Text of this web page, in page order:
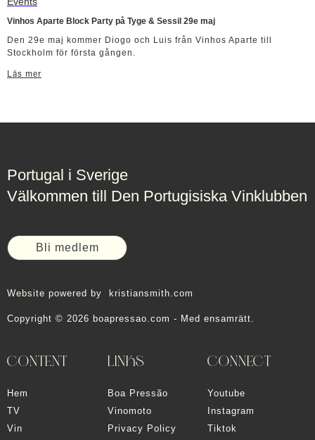
Vinhos Aparte Block Party på Tyge & Sessil 29e maj
Den 29e maj kommer Diogo och Luis från Vinhos Aparte till
Stockholm för första gången.
Läs mer
Portugal i Sverige
Välkommen till Den Portugisiska Vinklubben
Bli medlem
Website powered by kristiansmith.com
Copyright © 2026 boapressao.com - Med ensamrätt.
CONTENT
Hem
TV
Vin
LINKS
Boa Pressão
Vinomoto
Privacy Policy
CONNECT
Youtube
Instagram
Tiktok